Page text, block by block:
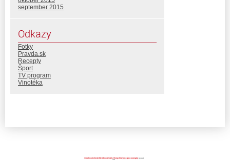
september 2015
Odkazy
Fotky
Pravda.sk
Recepty
Šport
TV program
Vinotéka